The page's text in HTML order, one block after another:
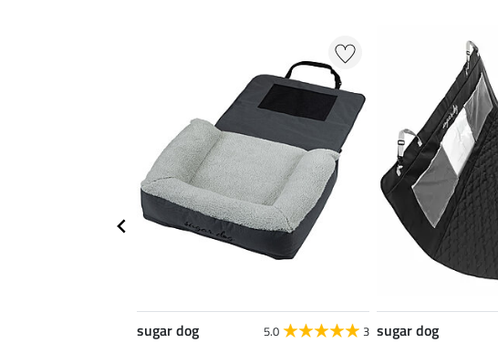
sugar dog 5.0 3 sugar dog